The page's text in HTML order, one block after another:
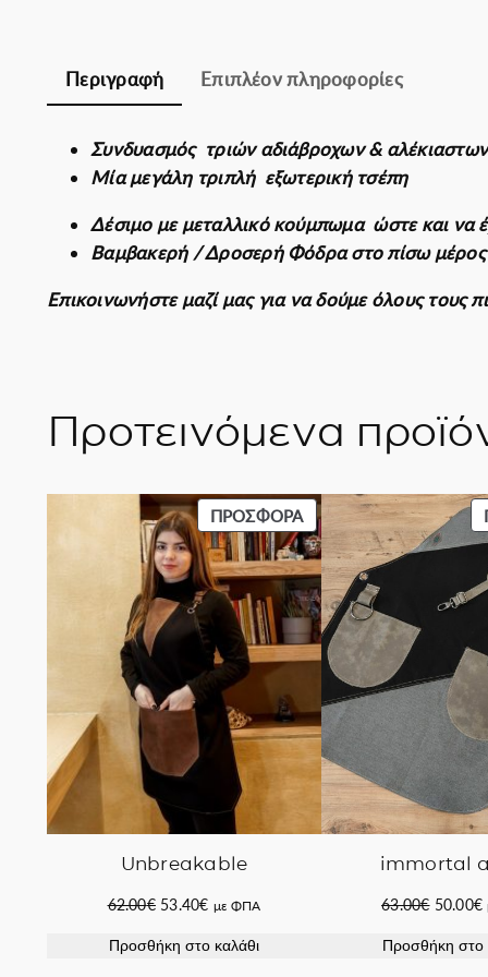
Περιγραφή Επιπλέον πληροφορίες
Συνδυασμός τριών αδιάβροχων &
Μία μεγάλη τριπλή εξωτερική τσέπη
Δέσιμο με μεταλλικό κούμπωμα ώστε και να
Βαμβακερή / Δροσερή Φόδρα στο πίσω μέρος
Επικοινωνήστε μαζί μας για να δούμε όλους
Προτεινόμενα
ΠΡΟΣΦΟΡΆΠΡΟΪΌΝ
ΣΕ
ΠΡΟΣΦΟΡΆ
Unbreakable
62.00€ Original
was:
53.40€Η
τιμή
με ΦΠΑ
Προσθήκη στο καλάθι
immortal
63.00€ Original
was:
50.00€
Προσθήκη στο